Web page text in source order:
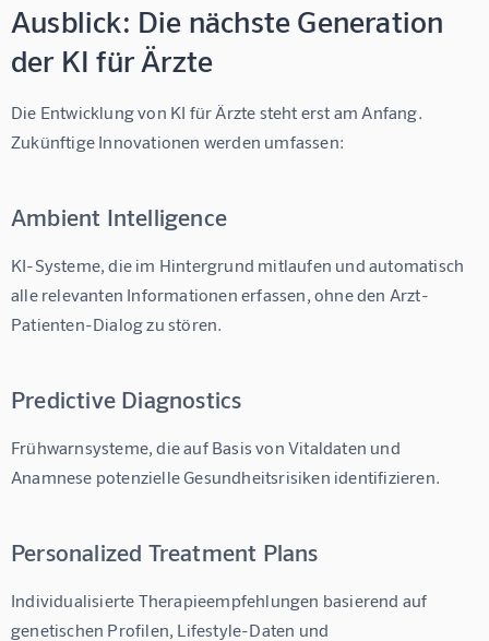
Ausblick: Die nächste Generation
der KI für Ärzte
Die Entwicklung von KI für Ärzte steht erst am Anfang.
Zukünftige Innovationen werden umfassen:
Ambient Intelligence
KI-Systeme, die im Hintergrund mitlaufen und automatisch
alle relevanten Informationen erfassen, ohne den Arzt-
Patienten-Dialog zu stören.
Predictive Diagnostics
Frühwarnsysteme, die auf Basis von Vitaldaten und
Anamnese potenzielle Gesundheitsrisiken identifizieren.
Personalized Treatment Plans
Individualisierte Therapieempfehlungen basierend auf
genetischen Profilen, Lifestyle-Daten und